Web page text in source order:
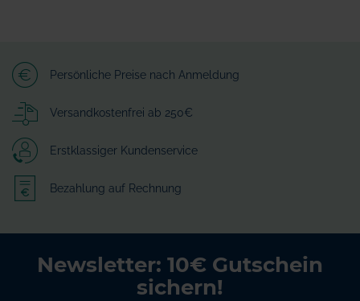
Persönliche Preise nach Anmeldung
Versandkostenfrei ab 250€
Erstklassiger Kundenservice
Bezahlung auf Rechnung
Newsletter: 10€ Gutschein
sichern!